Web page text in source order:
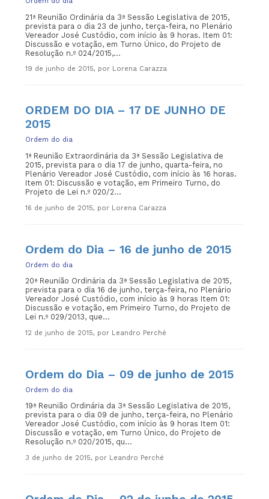
21ª Reunião Ordinária da 3ª Sessão Legislativa de 2015,
prevista para o dia 23 de junho, terça-feira, no Plenário
Vereador José Custódio, com início às 9 horas. Item 01:
Discussão e votação, em Turno Único, do Projeto de
Resolução n.º 024/2015,...
19 de junho de 2015, por Lorena Carazza
ORDEM DO DIA – 17 DE JUNHO DE
2015
Ordem do dia
1ª Reunião Extraordinária da 3ª Sessão Legislativa de
2015, prevista para o dia 17 de junho, quarta-feira, no
Plenário Vereador José Custódio, com início às 16 horas.
Item 01: Discussão e votação, em Primeiro Turno, do
Projeto de Lei n.º 020/2...
16 de junho de 2015, por Lorena Carazza
Ordem do Dia – 16 de junho de 2015
Ordem do dia
20ª Reunião Ordinária da 3ª Sessão Legislativa de 2015,
prevista para o dia 16 de junho, terça-feira, no Plenário
Vereador José Custódio, com início às 9 horas Item 01:
Discussão e votação, em Primeiro Turno, do Projeto de
Lei n.º 029/2013, que...
12 de junho de 2015, por Leandro Perché
Ordem do Dia – 09 de junho de 2015
Ordem do dia
19ª Reunião Ordinária da 3ª Sessão Legislativa de 2015,
prevista para o dia 09 de junho, terça-feira, no Plenário
Vereador José Custódio, com início às 9 horas Item 01:
Discussão e votação, em Turno Único, do Projeto de
Resolução n.º 020/2015, qu...
3 de junho de 2015, por Leandro Perché